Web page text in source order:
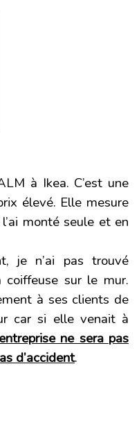
à Ikea. C’est une
élevé. Elle mesure
monté seule et en
je n’ai pas trouvé
sur le mur.
à ses clients de
car si elle venait à
ne sera pas
d’accident.